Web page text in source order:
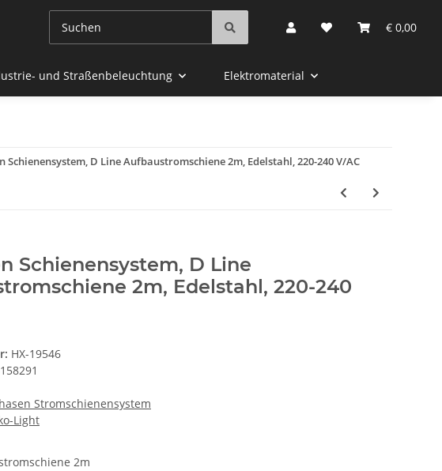
€ 0,00
und Straßenbeleuchtung Elektromaterial
Schienensystem, D Line Aufbaustromschiene 2m, Edelstahl, 220-240 V/AC
Schienensystem, D Line
2m, Edelstahl, 220-240
HX-19546
Stromschienensystem
Light
2m